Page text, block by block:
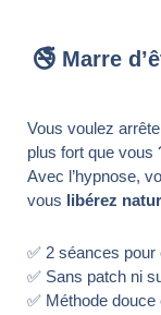
🚭 Marre
Vous voulez
plus fort que vous
Avec l’hypnose,
vous libérez
✅ 2 séances
✅ Sans patch ni
✅ Méthode douce